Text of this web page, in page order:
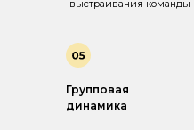
выстраивания команды
Групповая
динамика